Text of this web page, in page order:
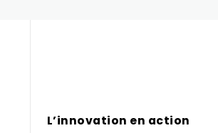
L’innovation en action